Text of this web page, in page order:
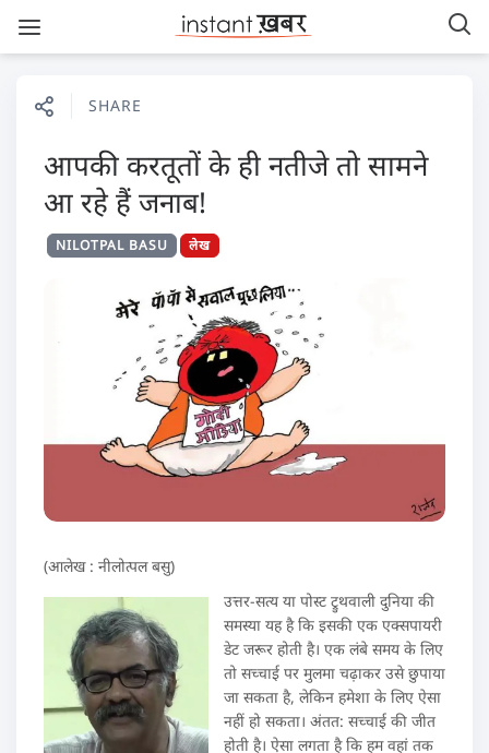
SHARE
आपकी करतूतों के ही नतीजे तो सामने
आ रहे हैं जनाब!
NILOTPAL BASU लेख
(आलेख : नीलोत्पल बसु)
उत्तर-सत्य या पोस्ट ट्रुथवाली दुनिया की
समस्या यह है कि इसकी एक एक्सपायरी
डेट जरूर होती है। एक लंबे समय के लिए
तो सच्चाई पर मुलमा चढ़ाकर उसे छुपाया
जा सकता है, लेकिन हमेशा के लिए ऐसा
नहीं हो सकता। अंतत: सच्चाई की जीत
होती है। ऐसा लगता है कि हम वहां तक